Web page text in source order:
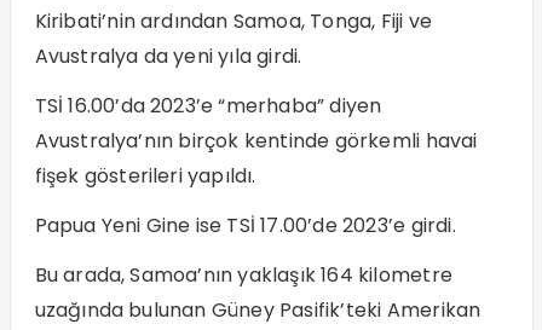
Kiribati’nin ardından Samoa, Tonga, Fiji ve
Avustralya da yeni yıla girdi.
TSİ 16.00’da 2023’e “merhaba” diyen
Avustralya’nın birçok kentinde görkemli havai
fişek gösterileri yapıldı.
Papua Yeni Gine ise TSİ 17.00’de 2023’e girdi.
Bu arada, Samoa’nın yaklaşık 164 kilometre
uzağında bulunan Güney Pasifik’teki Amerikan